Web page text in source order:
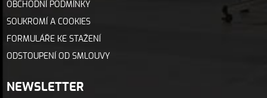
OBCHODNÍ PODMÍNKY
SOUKROMÍ A COOKIES
FORMULÁŘE KE STAŽENÍ
ODSTOUPENÍ OD SMLOUVY
NEWSLETTER